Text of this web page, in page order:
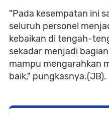
"Pada kesempatan ini
seluruh personel
kebaikan di tengah-
sekadar menjadi
mampu mengarahkan
baik," pungkasnya.(JB).